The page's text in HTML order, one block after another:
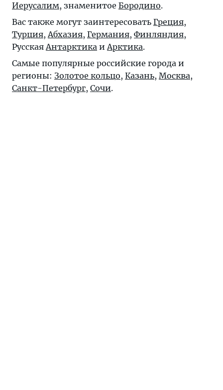
Иерусалим, знаменитое Бородино.
Вас также могут заинтересовать Греция,
Турция,Абхазия, Германия, Финляндия,
РусскаяАнтарктика иАрктика.
Самые популярные российские города и
регионы: Золотое кольцо, Казань, Москва,
Санкт-Петербург, Сочи.